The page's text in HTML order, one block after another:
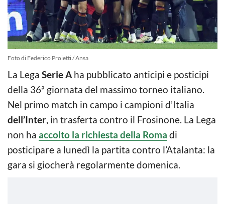
Foto di Federico Proietti / Ansa
La Lega Serie A ha pubblicato anticipi e posticipi
della 36ª giornata del massimo torneo italiano.
Nel primo match in campo i campioni d’Italia
dell’Inter, in trasferta contro il Frosinone. La Lega
non ha accolto la richiesta della Roma di
posticipare a lunedì la partita contro l’Atalanta: la
gara si giocherà regolarmente domenica.